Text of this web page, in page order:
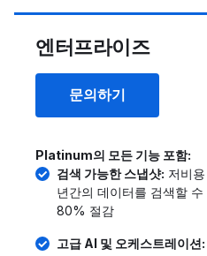
엔터프라이즈
문의하기
Platinum의 모든 기능 포함:
검색 가능한 스냅샷: 저비
년간의 데이터를 검색할
80% 절감
고급 AI 및 오케스트레이션: